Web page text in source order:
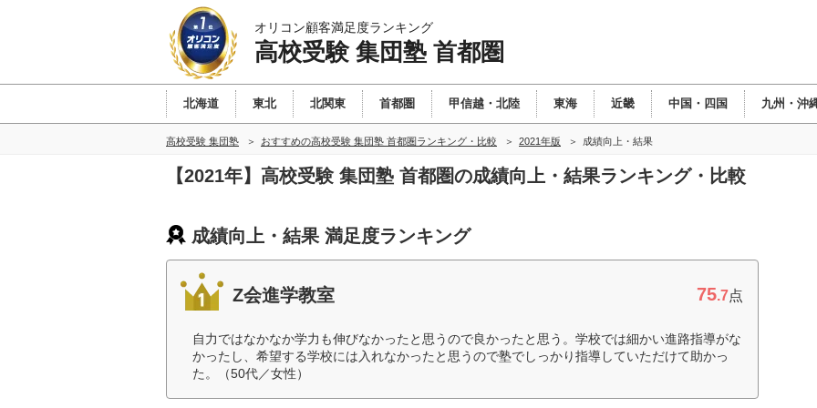
オリコン顧客満足度ランキング
高校受験 集団塾 首都圏
北海道 東北 北関東 首都圏 甲信越・北陸 東海 近畿 中国・四国 九州・沖
高校受験 集団塾 おすすめの高校受験 集団塾 首都圏ランキング・比較 2021年版 成績向上・結果
【2021年】高校受験 集団塾 首都圏の成績向上・結果ランキング・比較
成績向上・結果 満足度ランキング
Z会進学教室 75.7点
自力ではなかなか学力も伸びなかったと思うので良かったと思う。学校では細かい進路指導がな
かったし、希望する学校には入れなかったと思うので塾でしっかり指導していただけて助かっ
た。（50代／女性）